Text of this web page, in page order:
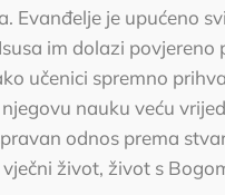
Evanđelje je upućeno
im dolazi povjereno
učenici spremno
nauku veću
odnos prema
život, život s